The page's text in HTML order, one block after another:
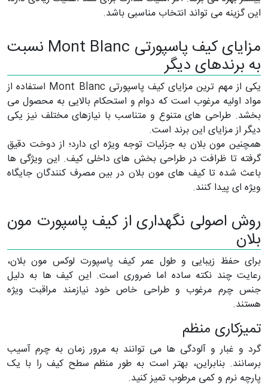
این گزینه می تواند انتخاب مناسبی باشد.
مزایای کیف پاسپورتی Mont Blanc نسبت
به برندهای دیگر
یکی از مهم ترین مزایای کیف پاسپورتی Mont Blanc استفاده از
مواد اولیه مرغوب است که دوام و استحکام بالایی به محصول می
بخشد. طراحی های متنوع و متناسب با نیازهای مختلف نیز یکی
دیگر از مزایای این برند است.
همچنین مون بلان به جزئیات توجه ویژه ای دارد؛ از دوخت دقیق
گرفته تا ظرافت در طراحی بخش های داخلی کیف. این ویژگی ها
باعث شده تا کیف های مون بلان در بین مصرف کنندگان جایگاه
ویژه ای پیدا کنند.
روش اصولی نگهداری از کیف پاسپورت مون
بلان
برای حفظ زیبایی و طول عمر کیف پاسپورت لوکس مون بلان،
رعایت چند نکته ساده اما ضروری است. این کیف ها به دلیل
جنس چرم مرغوب و طراحی خاص خود نیازمند مراقبت ویژه
هستند.
تمیزکاری منظم
گرد و غبار و آلودگی ها می توانند به مرور زمان به چرم آسیب
برسانند. بنابراین، بهتر است به طور منظم سطح کیف را با یک
پارچه نرم و کمی مرطوب تمیز کنید.